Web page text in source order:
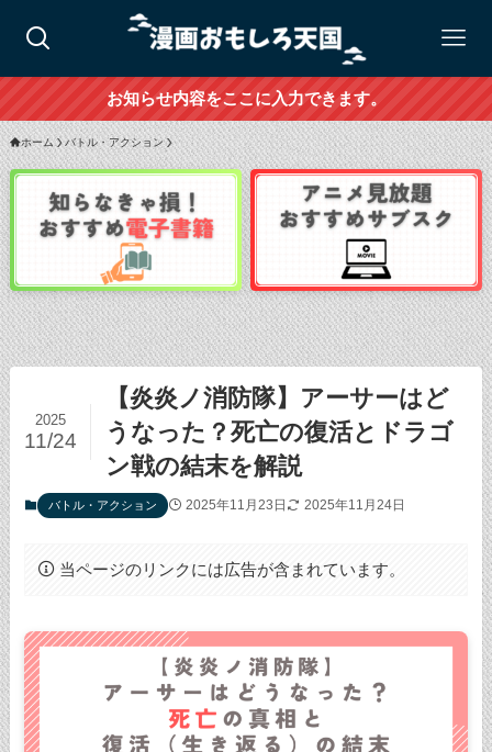
お知らせ内容をここに入力できます。
ホーム バトル・アクション
【炎炎ノ消防隊】アーサーはど
うなった？死亡の復活とドラゴ
ン戦の結末を解説
2025
11/24
バトル・アクション 2025年11月23日 2025年11月24日
当ページのリンクには広告が含まれています。